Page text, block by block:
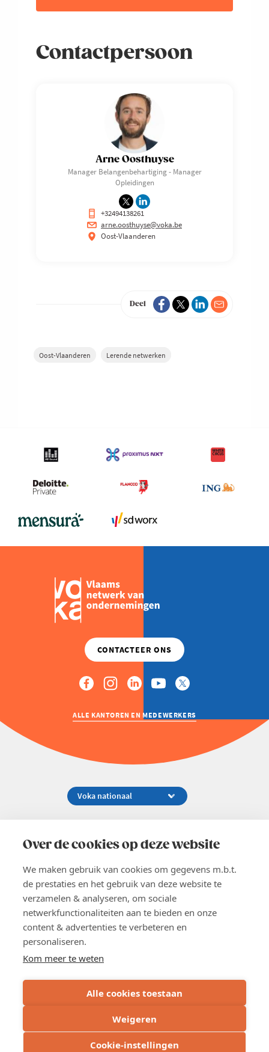
Over de cookies op deze website
We maken gebruik van cookies om gegevens m.b.t.
de prestaties en het gebruik van deze website te
verzamelen & analyseren, om sociale
netwerkfunctionaliteiten aan te bieden en onze
content & advertenties te verbeteren en
personaliseren.
Kom meer te weten
Alle cookies toestaan
Weigeren
Cookie-instellingen
Contactpersoon
Arne Oosthuyse
Manager Belangenbehartiging - Manager
Opleidingen
+32494138261
arne.oosthuyse@voka.be
Oost-Vlaanderen
Deel
Oost-Vlaanderen Lerende netwerken
ALLE KANTOREN EN MEDEWERKERS
02 229 81 11
EN
Word lid
Voka 2026
Privacyverklaring
Cookie verklaring
Cookie instellingen